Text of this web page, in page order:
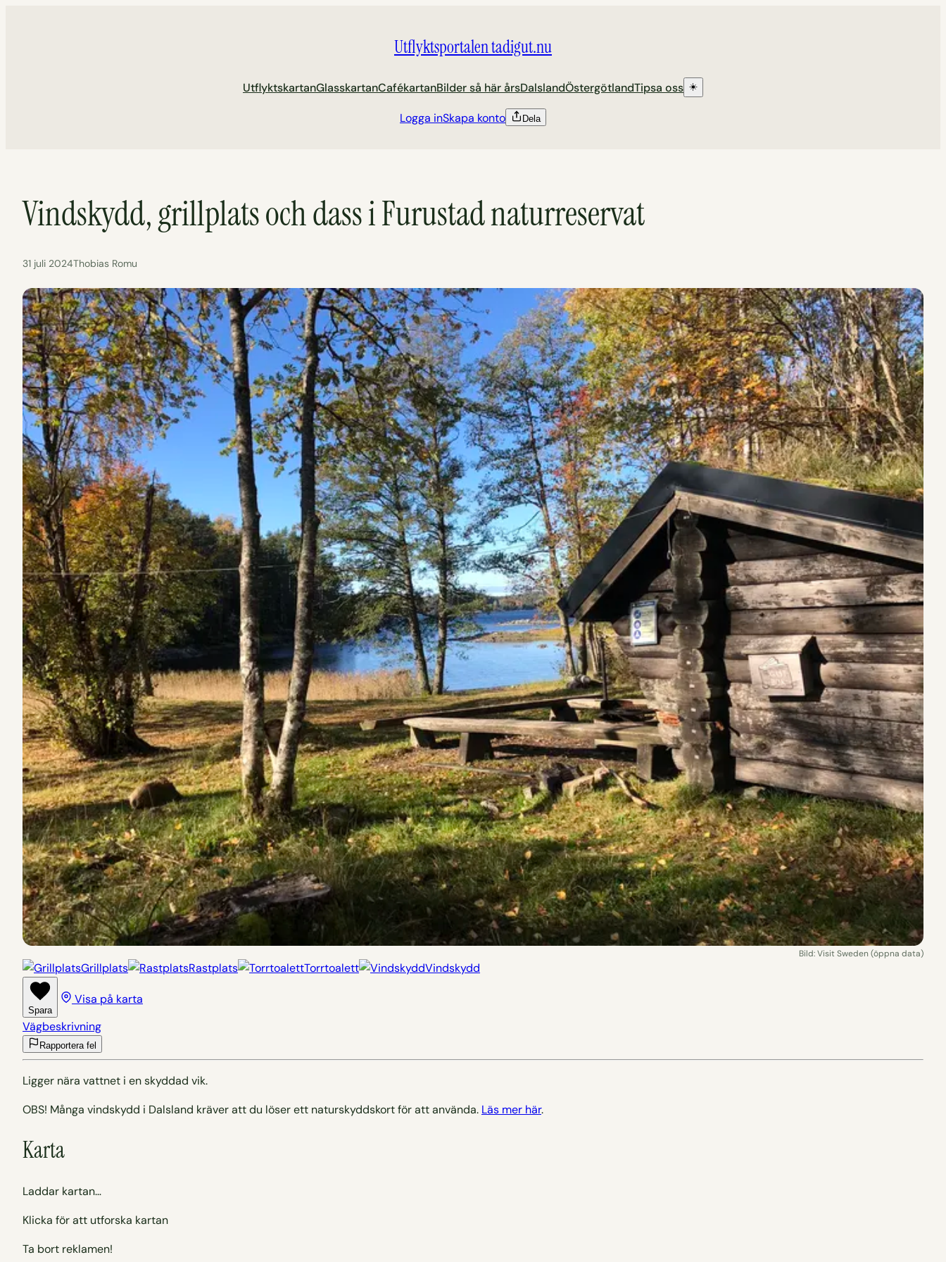
Utflyktsportalen tadigut.nu
UtflyktskartanGlasskartanCafékartanBilder så här årsDalslandÖstergötlandTipsa oss ☀️
Logga inSkapa konto Dela
Vindskydd, grillplats och dass i Furustad naturreservat
31 juli 2024Thobias Romu
Bild: Visit Sweden (öppna data)
Grillplats Rastplats Torrtoalett Vindskydd
Spara
Visa på karta
Vägbeskrivning
Rapportera fel
Ligger nära vattnet i en skyddad vik.
OBS! Många vindskydd i Dalsland kräver att du löser ett naturskyddskort för att använda. Läs mer här.
Karta
Laddar kartan…
Klicka för att utforska kartan
Ta bort reklamen!